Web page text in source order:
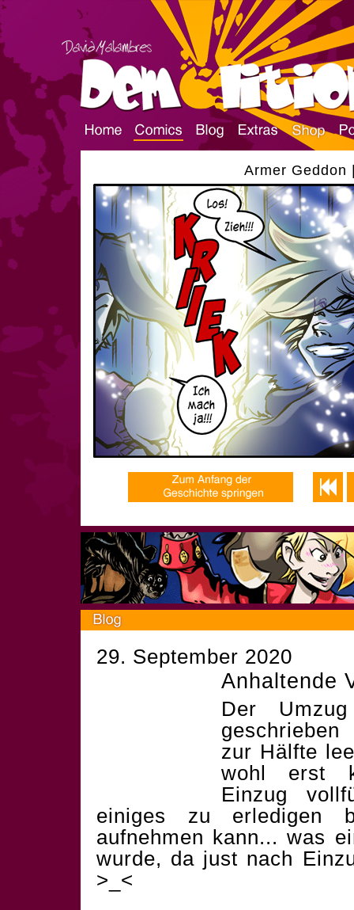
Armer Geddon
29. September 2020
Anhaltende
Der
zur Hälfte
wohl erst
Einzug
einiges zu erledigen
aufnehmen kann... was
wurde, da just nach
>_<